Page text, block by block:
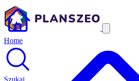
Home
Szukaj